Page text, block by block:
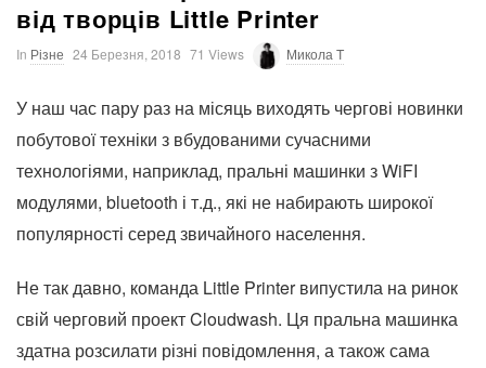
від творців Little Printer
In Різне 24 Березня, 2018 71 Views Микола T
У наш час пару раз на місяць виходять чергові новинки
побутової техніки з вбудованими сучасними
технологіями, наприклад, пральні машинки з WiFI
модулями, bluetooth і т.д., які не набирають широкої
популярності серед звичайного населення.
Не так давно, команда Little Printer випустила на ринок
свій черговий проект Cloudwash. Ця пральна машинка
здатна розсилати різні повідомлення, а також сама